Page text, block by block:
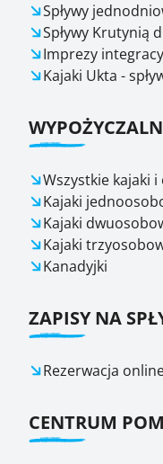
Spływy
Spływy Krutynią
Imprezy
Kajaki Ukta -
Wszystkie kajaki
Kajaki
Kajaki
Kajaki
Kanadyjki
ZAPISY NA
Rezerwacja
CENTRUM